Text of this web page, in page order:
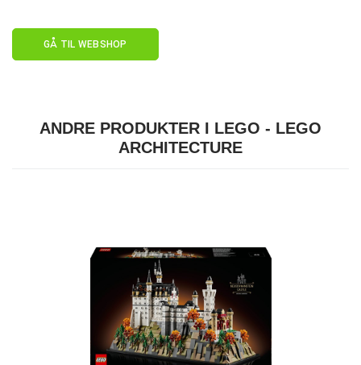
GÅ TIL WEBSHOP
ANDRE PRODUKTER I LEGO - LEGO
ARCHITECTURE